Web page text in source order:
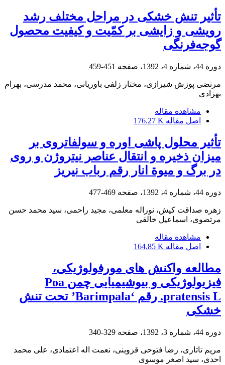
تأثیر تنش خشکی در مراحل مختلف رشد
رویشی و زایشی بر کمّیت و کیفیت محصول
گوجه‌فرنگی
دوره 44، شماره 4، 1392، صفحه 451-459
مرتضی پوزش شیرازی، مختار زلفی باوریانی، محمد مدرسی، بهرام
بهزادی
مشاهده مقاله
اصل مقاله 176.27 K
تأثیر محلول‏ پاشی اوره و سولفات‏روی بر
میزان ذخیره و انتقال عناصر نیتروژن و روی
در برگ و میوة انار رقم‌ رباب نی‏ریز
دوره 44، شماره 4، 1392، صفحه 469-477
زهره صداقت کیش، نوراله معلمی، مجید راحمی، سید محمد حسن
مرتضوی، اسماعیل خالقی
مشاهده مقاله
اصل مقاله 164.85 K
مطالعه واکنش های مورفولوژیکی،
فیزیولوژیکی و بیوشیمیایی چمن Poa
pratensis L. رقم ‘Barimpala’ تحت تنش
خشکی
دوره 44، شماره 3، 1392، صفحه 329-340
مریم تاتاری، رضا فتوحی قزوینی، نعمت اله اعتمادی، علی محمد
احدی، سید اصغر موسوی